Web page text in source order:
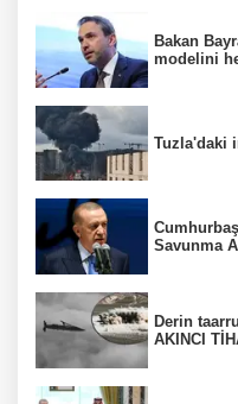
Bakan
modelini
Tuzla'daki
Savunma
Derin
AKINCI